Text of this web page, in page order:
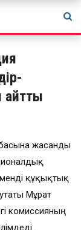
айтты
жасанды
құқықтық
Мұрат
комиссияның